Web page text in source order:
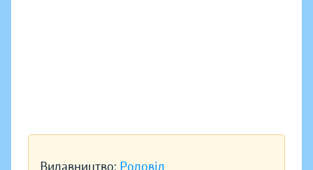
Видавництво: Родовід